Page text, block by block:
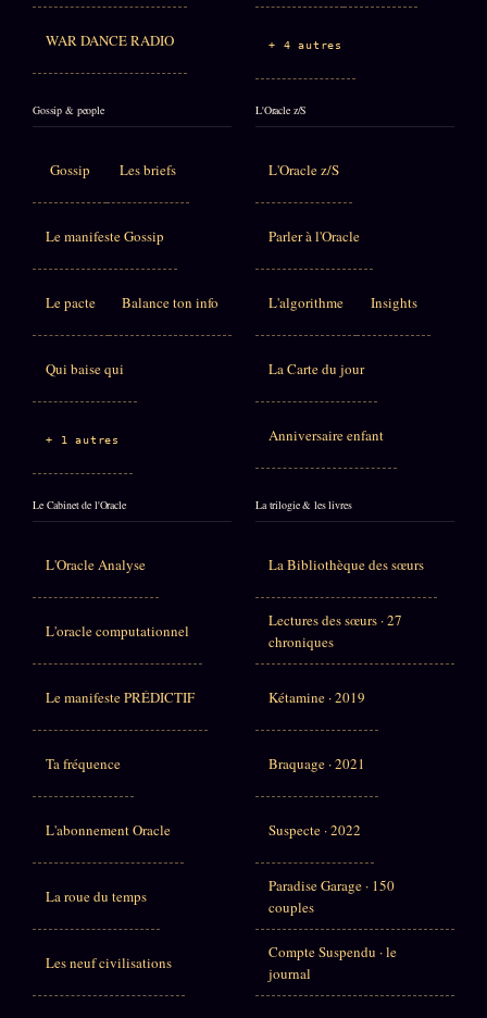
WAR DANCE RADIO + 4 autres
Gossip & people
Gossip Les briefs
Le manifeste Gossip
Le pacte Balance ton info
Qui baise qui
+ 1 autres
L'Oracle z/S
L'Oracle z/S
Parler à l'Oracle
L'algorithme Insights
La Carte du jour
Anniversaire enfant
Le Cabinet de l'Oracle
L'Oracle Analyse
L'oracle computationnel
Le manifeste PRÉDICTIF
Ta fréquence
L'abonnement Oracle
La roue du temps
Les neuf civilisations
La trilogie & les livres
La Bibliothèque des sœurs
Lectures des sœurs · 27
chroniques
Kétamine · 2019
Braquage · 2021
Suspecte · 2022
Paradise Garage · 150
couples
Compte Suspendu · le
journal